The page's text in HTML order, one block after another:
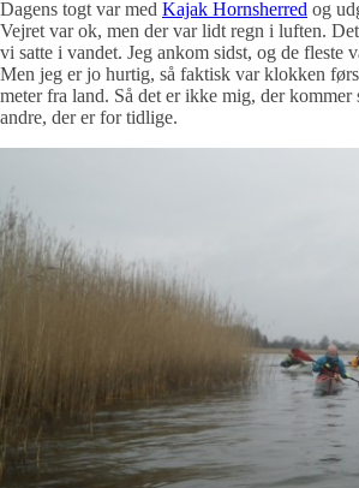
Dagens togt var med Kajak Hornsherred og
Vejret var ok, men der var lidt regn i luften.
vi satte i vandet. Jeg ankom sidst, og de fleste
Men jeg er jo hurtig, så faktisk var klokken
meter fra land. Så det er ikke mig, der kommer
andre, der er for tidlige.